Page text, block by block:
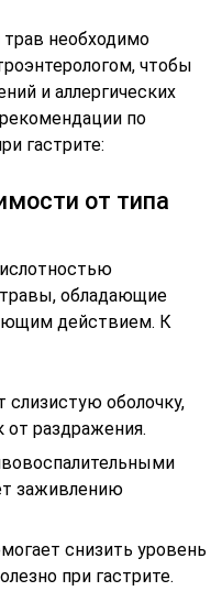
трав необходимо
чтобы
и аллергических
по
гастрите:
от типа
обладающие
действием. К
слизистую оболочку,
раздражения.
заживлению
снизить уровень
при гастрите.